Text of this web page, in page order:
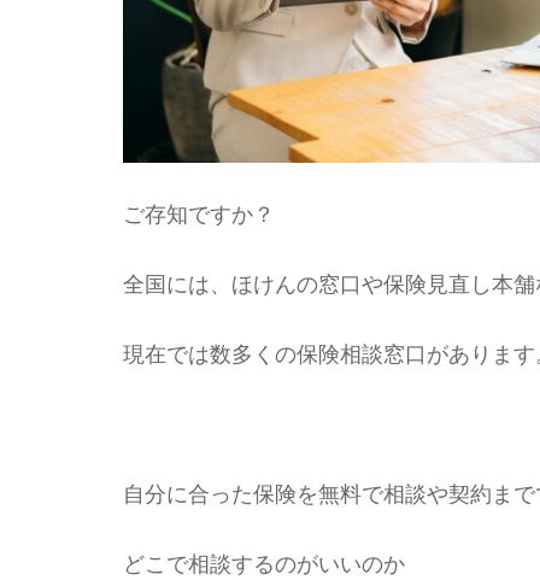
ご存知ですか？
全国には、ほけんの窓口や保険見直し本
現在では数多くの保険相談窓口がありま
自分に合った保険を無料で相談や契約ま
どこで相談するのがいいのか